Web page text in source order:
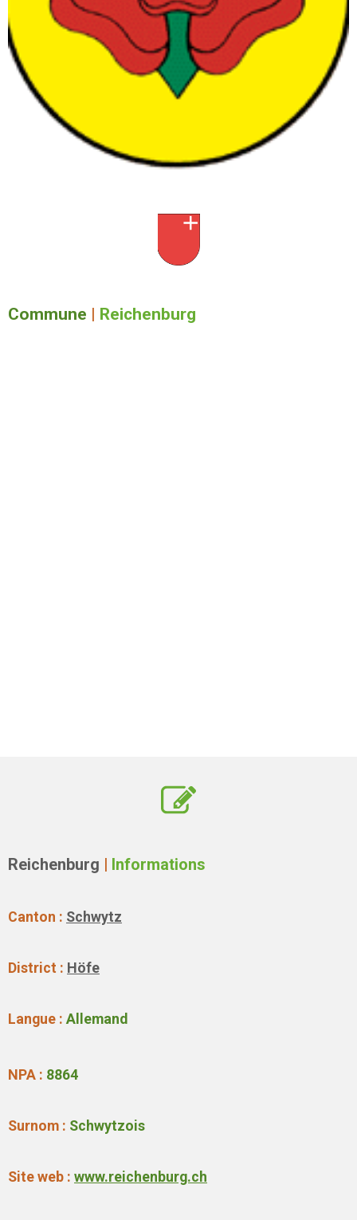
Commune | Reichenburg
Reichenburg Informations
Canton : Schwytz
District : Höfe
Langue : Allemand
NPA : 8864
Surnom : Schwytzois
Site web : www.reichenburg.ch